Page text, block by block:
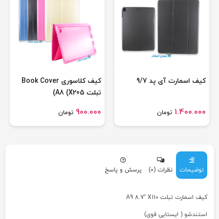
کیف اسمارت آی پد 9/7
تومان1.400.000
کیف کلاسوری Book Cover
تبلت A8 (X205)
تومان900.000
توضیحات نظرات (0) پرسش و پاسخ
کیف اسمارت تبلت A9 8.7″ X110
استندشو ( ایستایی قوی)